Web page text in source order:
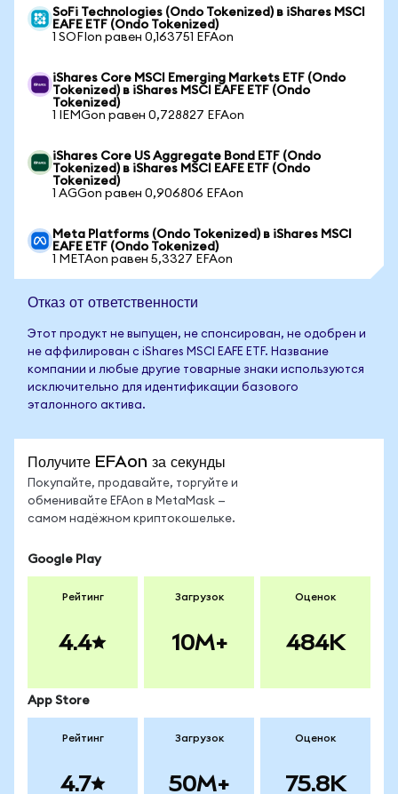
SoFi Technologies (Ondo Tokenized) в iShares MSCI
EAFE ETF (Ondo Tokenized)
1 SOFIon равен 0,163751 EFAon
iShares Core MSCI Emerging Markets ETF (Ondo
Tokenized) в iShares MSCI EAFE ETF (Ondo
Tokenized)
1 IEMGon равен 0,728827 EFAon
iShares Core US Aggregate Bond ETF (Ondo
Tokenized) в iShares MSCI EAFE ETF (Ondo
Tokenized)
1 AGGon равен 0,906806 EFAon
Meta Platforms (Ondo Tokenized) в iShares MSCI
EAFE ETF (Ondo Tokenized)
1 METAon равен 5,3327 EFAon
Отказ от ответственности
Этот продукт не выпущен, не спонсирован, не одобрен и
не аффилирован с iShares MSCI EAFE ETF. Название
компании и любые другие товарные знаки используются
исключительно для идентификации базового
эталонного актива.
Получите EFAon за секунды
Покупайте, продавайте, торгуйте и
обменивайте EFAon в MetaMask —
самом надёжном криптокошельке.
Google Play
Рейтинг
4.4
Загрузок
10M+
Оценок
484K
App Store
Рейтинг
4.7
Загрузок
50M+
Оценок
75.8K